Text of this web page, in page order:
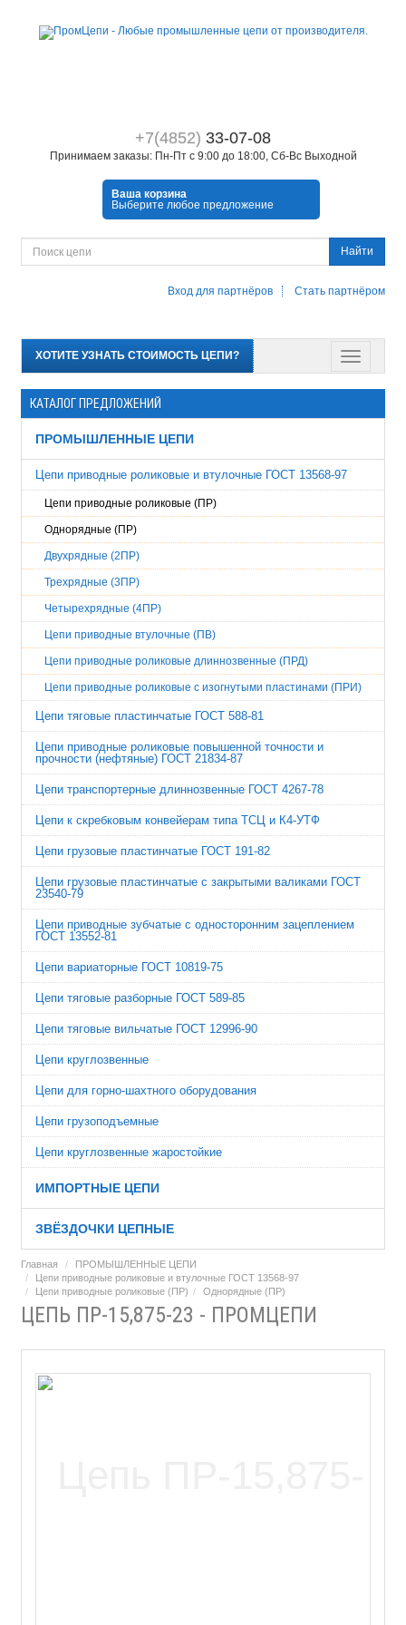
+7(4852) 33-07-08
Принимаем заказы: Пн-Пт с 9:00 до 18:00, Сб-Вс Выходной
Ваша корзина
Выберите любое предложение
Найти
Вход для партнёров Стать партнёром
ХОТИТЕ УЗНАТЬ СТОИМОСТЬ ЦЕПИ?
КАТАЛОГ ПРЕДЛОЖЕНИЙ
ПРОМЫШЛЕННЫЕ ЦЕПИ
Цепи приводные роликовые и втулочные ГОСТ 13568-97
Цепи приводные роликовые (ПР)
Однорядные (ПР)
Двухрядные (2ПР)
Трехрядные (3ПР)
Четырехрядные (4ПР)
Цепи приводные втулочные (ПВ)
Цепи приводные роликовые длиннозвенные (ПРД)
Цепи приводные роликовые с изогнутыми пластинами (ПРИ)
Цепи тяговые пластинчатые ГОСТ 588-81
Цепи приводные роликовые повышенной точности и
прочности (нефтяные) ГОСТ 21834-87
Цепи транспортерные длиннозвенные ГОСТ 4267-78
Цепи к скребковым конвейерам типа ТСЦ и К4-УТФ
Цепи грузовые пластинчатые ГОСТ 191-82
Цепи грузовые пластинчатые с закрытыми валиками ГОСТ
23540-79
Цепи приводные зубчатые с односторонним зацеплением
ГОСТ 13552-81
Цепи вариаторные ГОСТ 10819-75
Цепи тяговые разборные ГОСТ 589-85
Цепи тяговые вильчатые ГОСТ 12996-90
Цепи круглозвенные
Цепи для горно-шахтного оборудования
Цепи грузоподъемные
Цепи круглозвенные жаростойкие
ИМПОРТНЫЕ ЦЕПИ
ЗВЁЗДОЧКИ ЦЕПНЫЕ
Главная
ПРОМЫШЛЕННЫЕ ЦЕПИ
Цепи приводные роликовые и втулочные ГОСТ 13568-97
Цепи приводные роликовые (ПР)
Однорядные (ПР)
ЦЕПЬ ПР-15,875-23 - ПРОМЦЕПИ